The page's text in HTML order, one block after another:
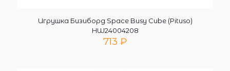
Игрушка Бизиборд Space Busy Cube (Pituso)
HW24004208
713 ₽